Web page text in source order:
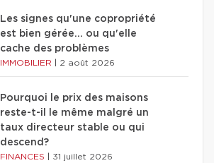
Les signes qu'une copropriété
est bien gérée… ou qu'elle
cache des problèmes
IMMOBILIER 2 août 2026
Pourquoi le prix des maisons
reste-t-il le même malgré un
taux directeur stable ou qui
descend?
FINANCES 31 juillet 2026